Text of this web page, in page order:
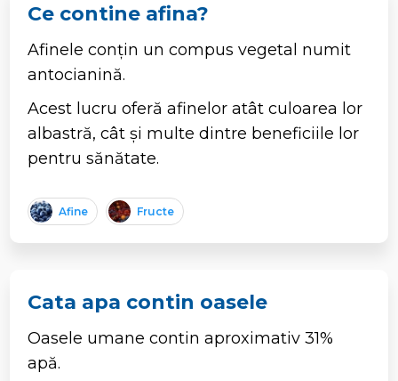
Ce contine afina?
Afinele conțin un compus vegetal numit
antocianină.
Acest lucru oferă afinelor atât culoarea lor
albastră, cât și multe dintre beneficiile lor
pentru sănătate.
Afine Fructe
Cata apa contin oasele
Oasele umane contin aproximativ 31%
apă.